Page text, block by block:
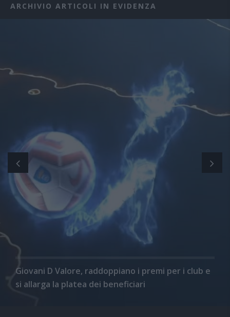
ARCHIVIO ARTICOLI IN EVIDENZA
Giovani D Valore, raddoppiano i premi per i club e
si allarga la platea dei beneficiari